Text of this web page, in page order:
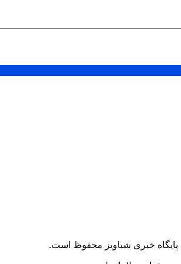
خبری شباویز محفوظ است.